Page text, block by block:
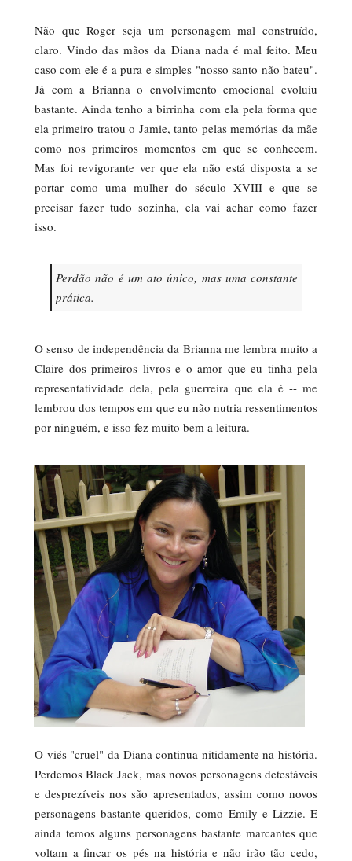
Não que Roger seja um personagem mal construído,
claro. Vindo das mãos da Diana nada é mal feito. Meu
caso com ele é a pura e simples "nosso santo não bateu".
Já com a Brianna o envolvimento emocional evoluiu
bastante. Ainda tenho a birrinha com ela pela forma que
ela primeiro tratou o Jamie, tanto pelas memórias da mãe
como nos primeiros momentos em que se conhecem.
Mas foi revigorante ver que ela não está disposta a se
portar como uma mulher do século XVIII e que se
precisar fazer tudo sozinha, ela vai achar como fazer
isso.
Perdão não é um ato único, mas uma constante
prática.
O senso de independência da Brianna me lembra muito a
Claire dos primeiros livros e o amor que eu tinha pela
representatividade dela, pela guerreira que ela é -- me
lembrou dos tempos em que eu não nutria ressentimentos
por ninguém, e isso fez muito bem a leitura.
O viés "cruel" da Diana continua nitidamente na história.
Perdemos Black Jack, mas novos personagens detestáveis
e desprezíveis nos são apresentados, assim como novos
personagens bastante queridos, como Emily e Lizzie. E
ainda temos alguns personagens bastante marcantes que
voltam a fincar os pés na história e não irão tão cedo,